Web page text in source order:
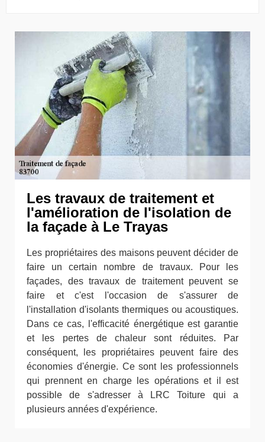
Les travaux de traitement et
l'amélioration de l'isolation de
la façade à Le Trayas
Les propriétaires des maisons peuvent décider de
faire un certain nombre de travaux. Pour les
façades, des travaux de traitement peuvent se
faire et c'est l'occasion de s'assurer de
l'installation d'isolants thermiques ou acoustiques.
Dans ce cas, l'efficacité énergétique est garantie
et les pertes de chaleur sont réduites. Par
conséquent, les propriétaires peuvent faire des
économies d'énergie. Ce sont les professionnels
qui prennent en charge les opérations et il est
possible de s'adresser à LRC Toiture qui a
plusieurs années d'expérience.